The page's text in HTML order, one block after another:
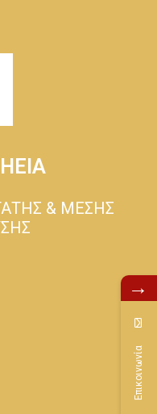
& ΜΕΣΗΣ
→
Επικοινωνία